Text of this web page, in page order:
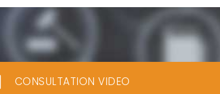
CONSULTATION VIDEO